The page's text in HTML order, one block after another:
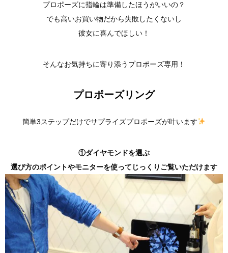
プロポーズに指輪は準備したほうがいいの？
でも高いお買い物だから失敗したくないし
彼女に喜んでほしい！
そんなお気持ちに寄り添うプロポーズ専用！
プロポーズリング
簡単3ステップだけでサプライズプロポーズが叶います
①ダイヤモンドを選ぶ
選び方のポイントやモニターを使ってじっくりご覧いただけます